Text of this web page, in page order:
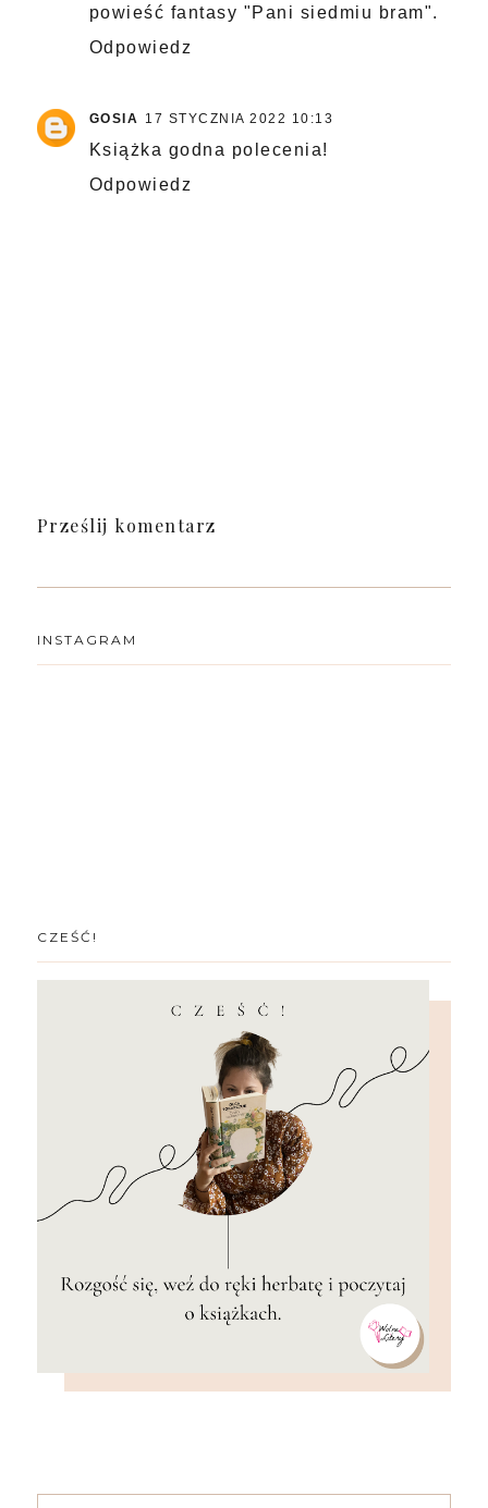
powieść fantasy "Pani siedmiu bram".
Odpowiedz
GOSIA 17 STYCZNIA 2022 10:13
Książka godna polecenia!
Odpowiedz
Prześlij komentarz
INSTAGRAM
CZEŚĆ!